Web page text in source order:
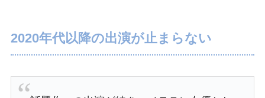
2020年代以降の出演が止まらない